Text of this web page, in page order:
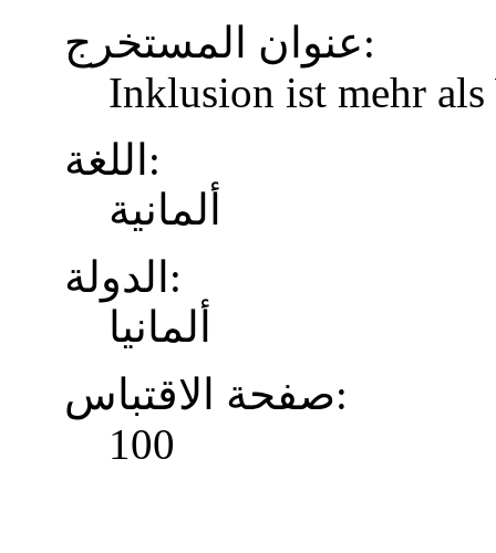
عنوان المستخرج:
Inklusion ist mehr
اللغة:
ألمانية
الدولة:
ألمانيا
صفحة الاقتباس:
100